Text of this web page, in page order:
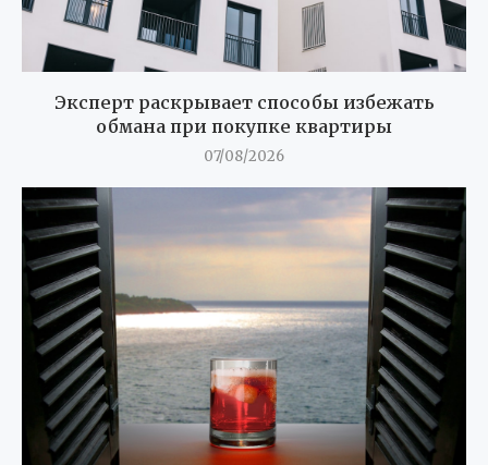
Эксперт раскрывает способы избежать
обмана при покупке квартиры
07/08/2026